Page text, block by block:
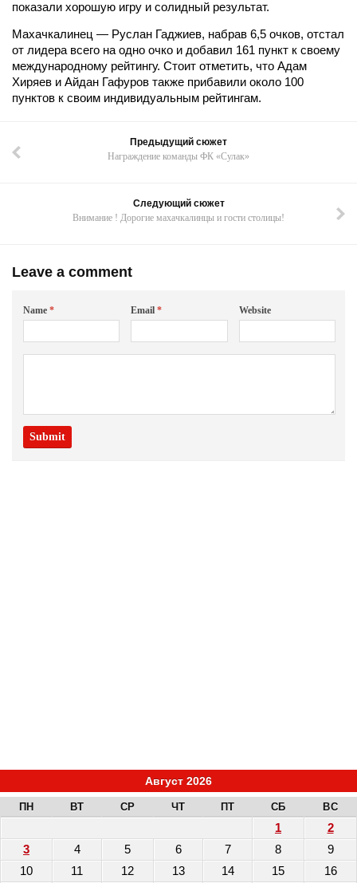
показали хорошую игру и солидный результат.
Махачкалинец — Руслан Гаджиев, набрав 6,5 очков, отстал
от лидера всего на одно очко и добавил 161 пункт к своему
международному рейтингу. Стоит отметить, что Адам
Хиряев и Айдан Гафуров также прибавили около 100
пунктов к своим индивидуальным рейтингам.
Предыдущий сюжет
Награждение команды ФК «Сулак»
Следующий сюжет
Внимание ! Дорогие махачкалинцы и гости столицы!
Leave a comment
Name * Email* Website
Август 2026
ПН ВТ СР ЧТ ПТ СБ ВС
1
2
3
4 5 6 7 8
9
10
11 12 13 14 15
16